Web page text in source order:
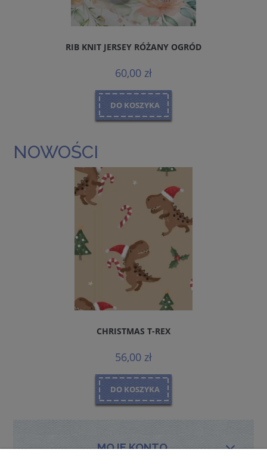
RIB KNIT JERSEY RÓŻANY OGRÓD
60,00 zł
DO KOSZYKA
NOWOŚCI
CHRISTMAS T-REX
56,00 zł
DO KOSZYKA
MOJE KONTO